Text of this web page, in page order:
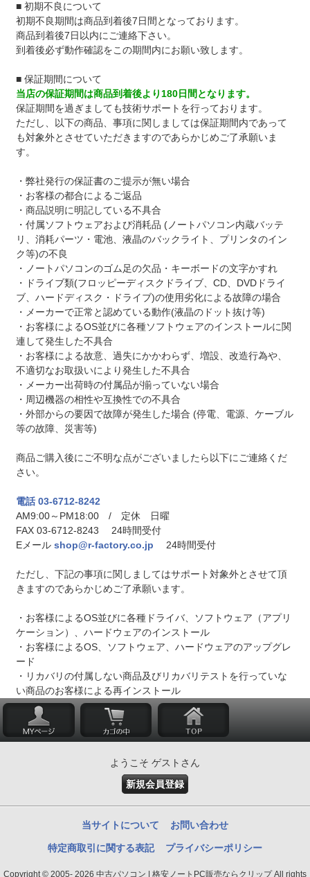
■ 初期不良について
初期不良期間は商品到着後7日間となっております。
商品到着後7日以内にご連絡下さい。
到着後必ず動作確認をこの期間内にお願い致します。
■ 保証期間について
当店の保証期間は商品到着後より180日間となります。
保証期間を過ぎましても技術サポートを行っております。
ただし、以下の商品、事項に関しましては保証期間内であって
も対象外とさせていただきますのであらかじめご了承願いま
す。
・弊社発行の保証書のご提示が無い場合
・お客様の都合によるご返品
・商品説明に明記している不具合
・付属ソフトウェアおよび消耗品 (ノートパソコン内蔵バッテ
リ、消耗パーツ・電池、液晶のバックライト、プリンタのイン
ク等)の不良
・ノートパソコンのゴム足の欠品・キーボードの文字かすれ
・ドライブ類(フロッピーディスクドライブ、CD、DVDドライ
ブ、ハードディスク・ドライブ)の使用劣化による故障の場合
・メーカーで正常と認めている動作(液晶のドット抜け等)
・お客様によるOS並びに各種ソフトウェアのインストールに関
連して発生した不具合
・お客様による故意、過失にかかわらず、増設、改造行為や、
不適切なお取扱いにより発生した不具合
・メーカー出荷時の付属品が揃っていない場合
・周辺機器の相性や互換性での不具合
・外部からの要因で故障が発生した場合 (停電、電源、ケーブル
等の故障、災害等)
商品ご購入後にご不明な点がございましたら以下にご連絡くだ
さい。
電話 03-6712-8242
AM9:00～PM18:00 / 定休 日曜
FAX 03-6712-8243 24時間受付
Eメール shop@r-factory.co.jp 24時間受付
ただし、下記の事項に関しましてはサポート対象外とさせて頂
きますのであらかじめご了承願います。
・お客様によるOS並びに各種ドライバ、ソフトウェア（アプリ
ケーション）、ハードウェアのインストール
・お客様によるOS、ソフトウェア、ハードウェアのアップグレ
ード
・リカバリの付属しない商品及びリカバリテストを行っていな
い商品のお客様による再インストール
ようこそ ゲストさん
新規会員登録
当サイトについて お問い合わせ
特定商取引に関する表記 プライバシーポリシー
Copyright © 2005- 2026 中古パソコン | 格安ノートPC販売ならクリップ All rights